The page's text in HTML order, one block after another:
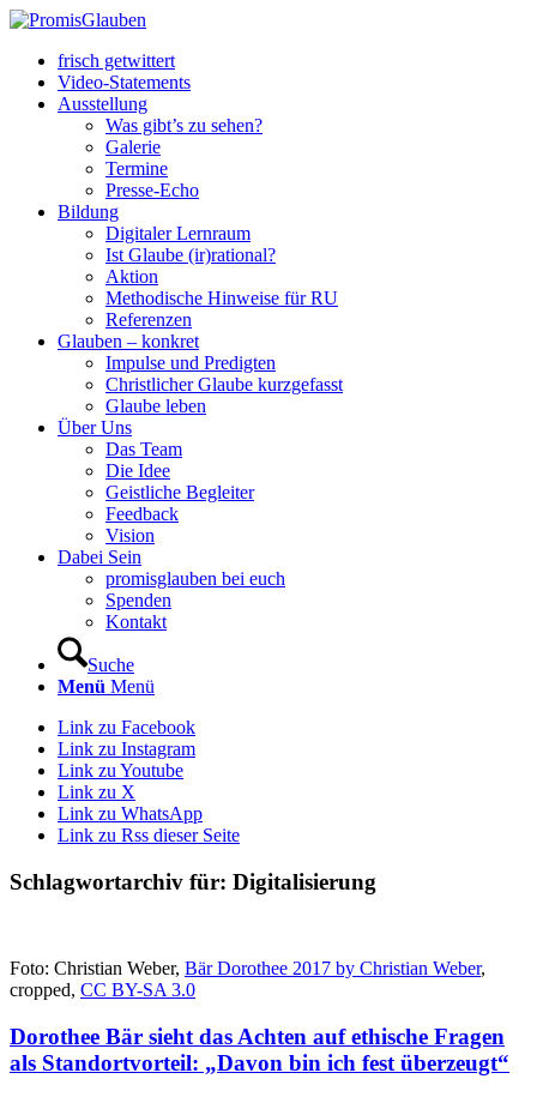
frisch getwittert
Video-Statements
Ausstellung
Was gibt’s zu sehen?
Galerie
Termine
Presse-Echo
Bildung
Digitaler Lernraum
Ist Glaube (ir)rational?
Aktion
Methodische Hinweise für RU
Referenzen
Glauben – konkret
Impulse und Predigten
Christlicher Glaube kurzgefasst
Glaube leben
Über Uns
Das Team
Die Idee
Geistliche Begleiter
Feedback
Vision
Dabei Sein
promisglauben bei euch
Spenden
Kontakt
Suche
Menü Menü
Link zu Facebook
Link zu Instagram
Link zu Youtube
Link zu X
Link zu WhatsApp
Link zu Rss dieser Seite
Schlagwortarchiv für: Digitalisierung
Foto: Christian Weber, Bär Dorothee 2017 by Christian Weber,
cropped, CC BY-SA 3.0
Dorothee Bär sieht das Achten auf ethische Fragen
als Standortvorteil: „Davon bin ich fest überzeugt“